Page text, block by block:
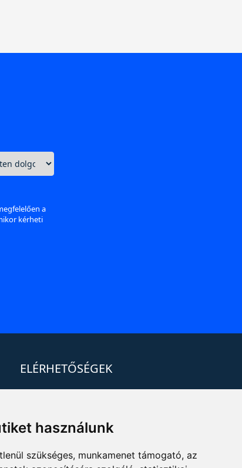
használunk
szükséges, munkamenet támogató, az
a
kérheti
ELÉRHETŐSÉGEK
info@mprx.hu